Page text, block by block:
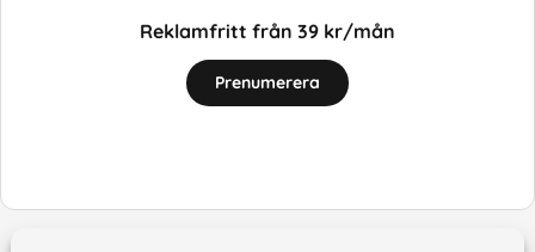
Reklamfritt från 39 kr/mån
Prenumerera